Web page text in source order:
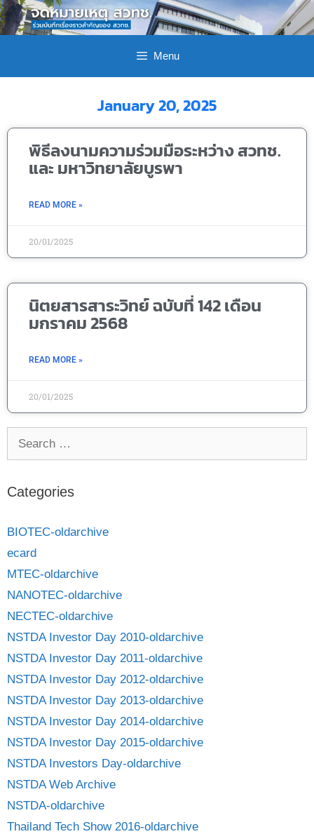
Menu
January 20, 2025
พิธีลงนามความร่วมมือระหว่าง สวทช.
และ มหาวิทยาลัยบูรพา
READ MORE »
20/01/2025
นิตยสารสาระวิทย์ ฉบับที่ 142 เดือน
มกราคม 2568
READ MORE »
20/01/2025
Categories
BIOTEC-oldarchive
ecard
MTEC-oldarchive
NANOTEC-oldarchive
NECTEC-oldarchive
NSTDA Investor Day 2010-oldarchive
NSTDA Investor Day 2011-oldarchive
NSTDA Investor Day 2012-oldarchive
NSTDA Investor Day 2013-oldarchive
NSTDA Investor Day 2014-oldarchive
NSTDA Investor Day 2015-oldarchive
NSTDA Investors Day-oldarchive
NSTDA Web Archive
NSTDA-oldarchive
Thailand Tech Show 2016-oldarchive